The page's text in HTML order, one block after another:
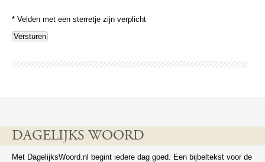
* Velden met een sterretje zijn verplicht
DAGELIJKS WOORD
Met DagelijksWoord.nl begint iedere dag goed. Een bijbeltekst voor de